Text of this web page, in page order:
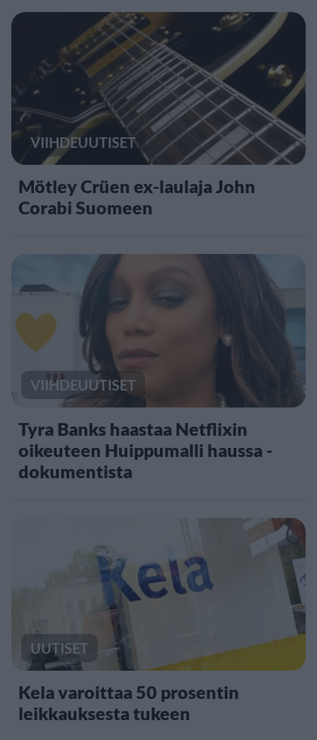
VIIHDEUUTISET
Mötley Crüen ex-laulaja John
Corabi Suomeen
VIIHDEUUTISET
Tyra Banks haastaa Netflixin
oikeuteen Huippumalli haussa -
dokumentista
UUTISET
Kela varoittaa 50 prosentin
leikkauksesta tukeen